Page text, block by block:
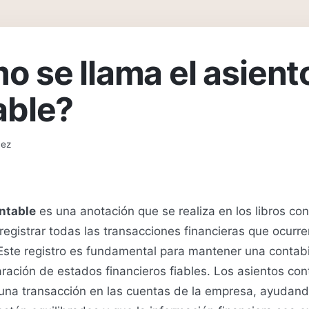
se llama el
es una anotación que se realiza en los libros
todas las transacciones financieras que
registro es fundamental para mantener una
de estados financieros fiables. Los asientos
transacción en las cuentas de la empresa,